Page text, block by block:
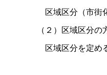
区域区分（市街
（２）区域区分の
区域区分を定め